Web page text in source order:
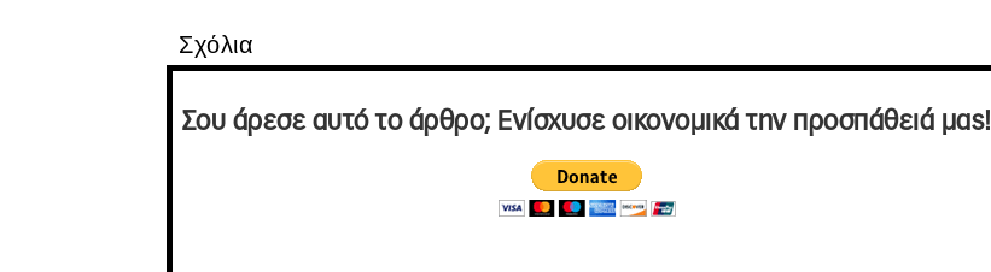
Σχόλια
Σου άρεσε αυτό το άρθρο; Ενίσχυσε οικονομικά την προσπάθειά μας!